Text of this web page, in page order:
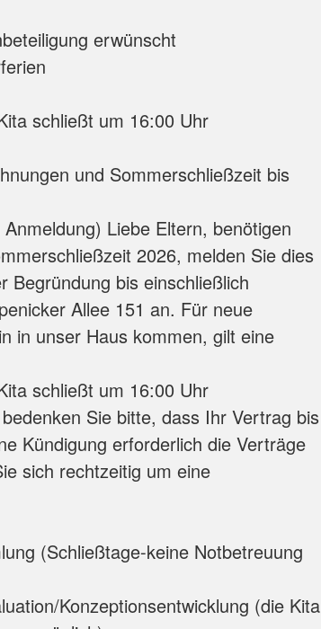
erwünscht
schließt um 16:00 Uhr
und Sommerschließzeit bis
Liebe Eltern, benötigen
2026, melden Sie dies
Begründung bis einschließlich
Allee 151 an. Für neue
in unser Haus kommen, gilt eine
schließt um 16:00 Uhr
Sie bitte, dass Ihr Vertrag bis
Kündigung erforderlich die Verträge
sich rechtzeitig um eine
in der Schule.
(Schließtage-keine Notbetreuung
Konzeptionsentwicklung (die Kita